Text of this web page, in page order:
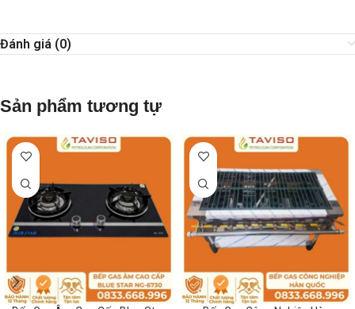
Đánh giá (0)
Sản phẩm tương tự